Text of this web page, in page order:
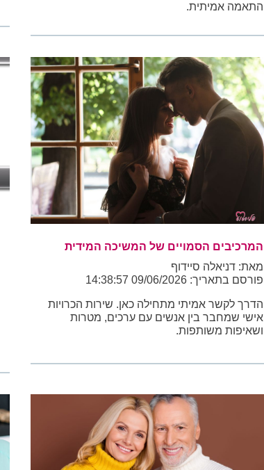
התאמה אמיתית.
המרכיבים הסמויים של המשיכה המידית
מאת: דניאלה סיידוף
פורסם בתאריך: 09/06/2026 14:38:57
הדרך לקשר אמיתי מתחילה כאן. שירות הכרויות
אישי שמחבר בין אנשים עם ערכים, מטרות
ושאיפות משותפות.